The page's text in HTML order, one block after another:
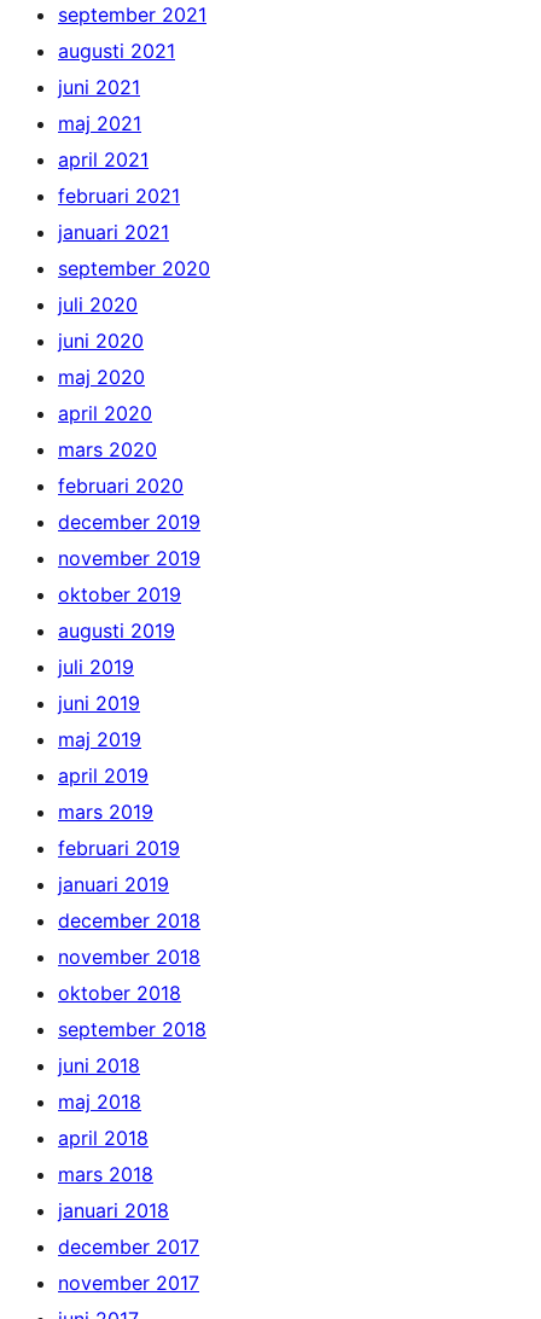
september 2021
augusti 2021
juni 2021
maj 2021
april 2021
februari 2021
januari 2021
september 2020
juli 2020
juni 2020
maj 2020
april 2020
mars 2020
februari 2020
december 2019
november 2019
oktober 2019
augusti 2019
juli 2019
juni 2019
maj 2019
april 2019
mars 2019
februari 2019
januari 2019
december 2018
november 2018
oktober 2018
september 2018
juni 2018
maj 2018
april 2018
mars 2018
januari 2018
december 2017
november 2017